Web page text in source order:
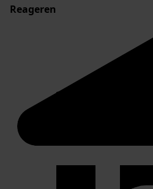
Reageren